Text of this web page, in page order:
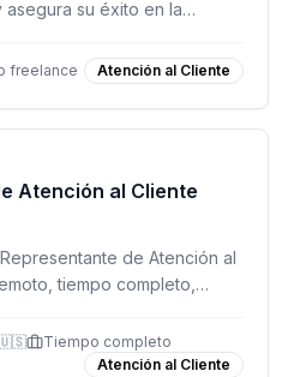
asegura su éxito en la
freelance Atención al Cliente
Atención al Cliente
de Atención al
tiempo completo,
🇺🇸
Tiempo completo
Atención al Cliente